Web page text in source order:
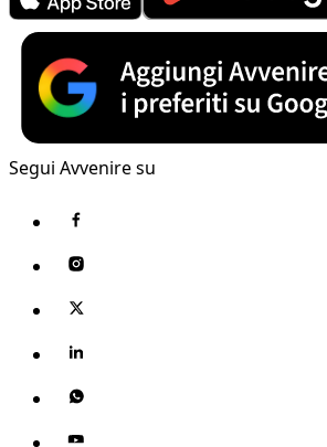
Segui Avvenire su